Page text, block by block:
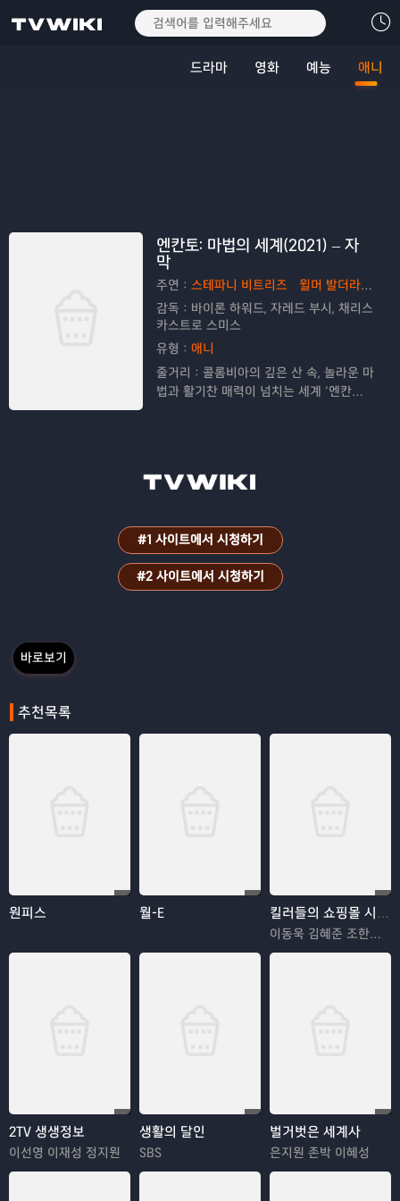
드라마 영화 예능 애니
엔칸토: 마법의 세계(2021) – 자
막
주연： 스테파니 비트리즈 윌머 발더라마
감독： 바이론 하워드, 자레드 부시, 채리스
카스트로 스미스
유형： 애니
줄거리： 콜롬비아의 깊은 산 속, 놀라운 마
법과 활기찬 매력이 넘치는 세계 ‘엔칸
리. 하지만 ‘미라벨’은 가족 중 유일하게 아
러싼 마법의 힘이 위험에 처하자 ‘미라
벨’은 유일하게 평범한 자신이 특별한 이
가족의 마지막 희망일지 모른다고 생각하
는데.. 평범한 ‘미라벨’은 과연 기적을 만들
#1 사이트에서 시청하기
#2 사이트에서 시청하기
바로보기
추천목록
원피스 월-E 킬러들의 쇼핑몰 시즌2
이동욱 김혜준 조한선 김해나
2TV 생생정보
이선영 이재성 정지원
생활의 달인
SBS
벌거벗은 세계사
은지원 존박 이혜성